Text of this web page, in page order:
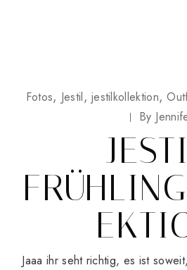
Fotos Jestil jestilkollektion
By
Jaaa ihr seht richtig, es ist